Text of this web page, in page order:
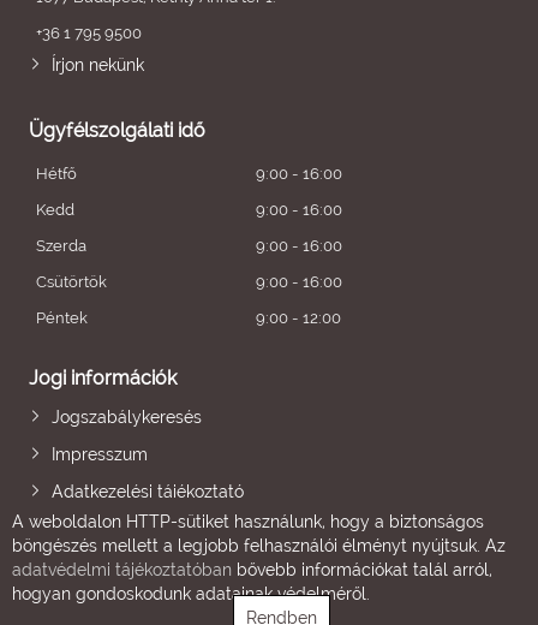
+36 1 795 9500
Írjon nekünk
Ügyfélszolgálati idő
Hétfő
9:00 - 16:00
Kedd
9:00 - 16:00
Szerda
9:00 - 16:00
Csütörtök
9:00 - 16:00
Péntek
9:00 - 12:00
Jogi információk
Jogszabálykeresés
Impresszum
Adatkezelési tájékoztató
A weboldalon HTTP-sütiket használunk, hogy a biztonságos
böngészés mellett a legjobb felhasználói élményt nyújtsuk. Az
adatvédelmi tájékoztatóban bővebb információkat talál arról,
hogyan gondoskodunk adatainak védelméről.
Rendben